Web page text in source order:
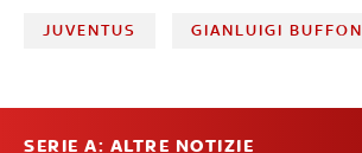
JUVENTUS GIANLUIGI BUFFON
SERIE A: ALTRE NOTIZIE